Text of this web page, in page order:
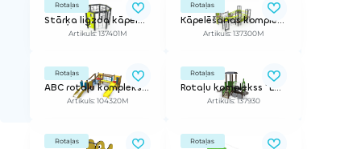
Rotaļas
Stārķa ligzda kāpelēšanas komplekss
Artikuls: 137401M
Rotaļas
Kāpelēšanas komplekss
Artikuls: 137300M
Rotaļas
ABC rotaļu komplekss Markuss
Artikuls: 104320M
Rotaļas
Rotaļu komplekss "Lokomotīve"
Artikuls: 137930
Rotaļas Rotaļas